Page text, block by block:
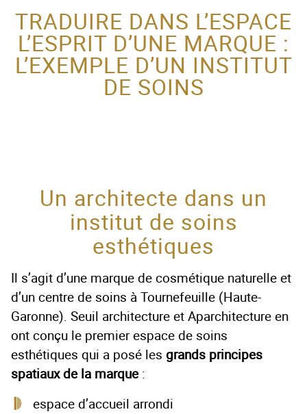
AMÉNAGEUR
ACTEUR DE LA
PROTECTION DE
L’ENFANCE
L’ENFANCE
TRADUIRE DANS L’ESPACE
L’ESPRIT D’UNE MARQUE :
L’EXEMPLE D’UN INSTITUT
DE SOINS
Un architecte dans un
institut de soins
esthétiques
Il s’agit d’une marque de cosmétique naturelle et
d’un centre de soins à Tournefeuille (Haute-
Garonne). Seuil architecture et Aparchitecture en
ont conçu le premier espace de soins
esthétiques qui a posé les grands principes
spatiaux de la marque:
espace d’accueil arrondi